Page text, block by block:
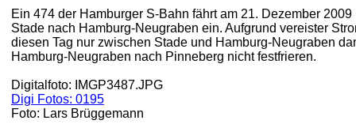
Ein 474 der Hamburger S-Bahn fährt am 21. Dezember
Stade nach Hamburg-Neugraben ein. Aufgrund vereister
diesen Tag nur zwischen Stade und Hamburg-Neugraben
Hamburg-Neugraben nach Pinneberg nicht festfrieren.
Digitalfoto: IMGP3487.JPG
Digi Fotos: 0195
Foto: Lars Brüggemann